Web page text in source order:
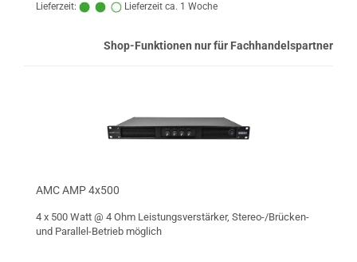
Lieferzeit:
Lieferzeit ca. 1 Woche
Shop-Funktionen nur für Fachhandelspartner
AMC AMP 4x500
4 x 500 Watt @ 4 Ohm Leistungsverstärker, Stereo-/Brücken-
und Parallel-Betrieb möglich